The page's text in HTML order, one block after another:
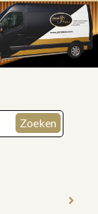
Zoeken